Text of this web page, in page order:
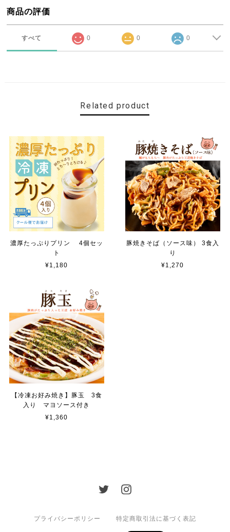
商品の評価
すべて 0 0 0
Related product
濃厚たっぷりプリン 4個セッ
ト
¥1,180
豚焼きそば（ソース味） 3食入
り
¥1,270
【冷凍お好み焼き】豚玉 3食
入り マヨソース付き
¥1,360
プライバシーポリシー 特定商取引法に基づく表記